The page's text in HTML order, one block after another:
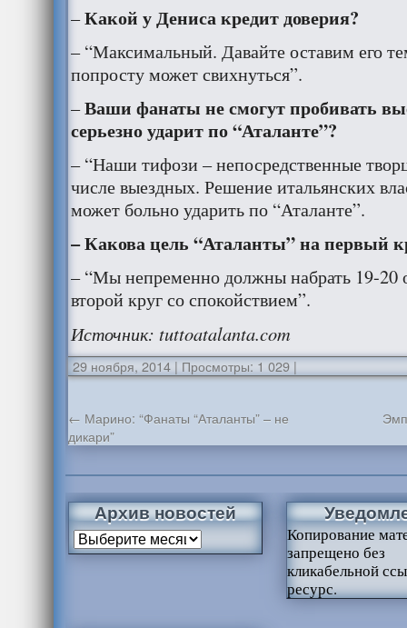
–Какой у Дениса кредит доверия?
– “Максимальный. Давайте оставим его
попросту может свихнуться”.
–Ваши фанаты не смогут пробивать
серьезно ударит по “Аталанте”?
– “Наши тифози – непосредственные
числе выездных. Решение итальянских
может больно ударить по “Аталанте”.
– Какова цель “Аталанты” на первый
– “Мы непременно должны набрать 19-20
второй круг со спокойствием”.
Источник: tuttoatalanta.com
29 ноября, 2014 | Просмотры: 1 029|
← Марино: “Фанаты “Аталанты” – не
дикари”
Архив новостей
Копирование
запрещено без
кликабельной
ресурс.